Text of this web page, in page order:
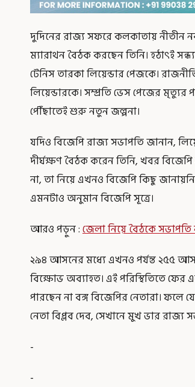
দুদিনের রাজ্য সফরে কলকাতায় নীতীন
ম্যারাথন বৈঠক করছেন তিনি। হঠাৎই
টেনিস তারকা লিয়েন্ডার পেজকে।
লিয়েন্ডারকে। সম্প্রতি ভেস পেজের মৃত্যুর
পৌঁছাতেই শুরু নতুন জল্পনা।
যদিও বিজেপি রাজ্য সভাপতি জানান,
দীর্ঘক্ষণ বৈঠক করেন তিনি, খবর বিজেপি
না, তা নিয়ে এখনও বিজেপি কিছু
এমনটাও অনুমান বিজেপি সূত্রে।
আরও পড়ুন :জেলা নিয়ে বৈঠকে
২৯৪ আসনের মধ্যে এখনও পর্যন্ত ২৫৫ আসনে
বিক্ষোভ অব্যাহত। এই পরিস্থিতিতে ফের
পারছেন না বঙ্গ বিজেপির নেতারা। ফলে
নেতা বিপ্লব দেব, সেখানে মুখ ভার রাজ্য
-
-